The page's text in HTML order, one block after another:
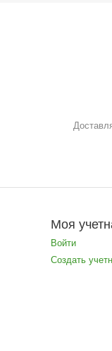
Моя
Войти
Создать